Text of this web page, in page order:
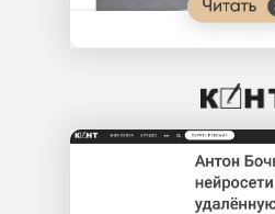
Создадите свою первую
продающую иллюстрацию
навыков дизайна
Научитесь делать визуал,
который можно сразу
отправлять заказчику